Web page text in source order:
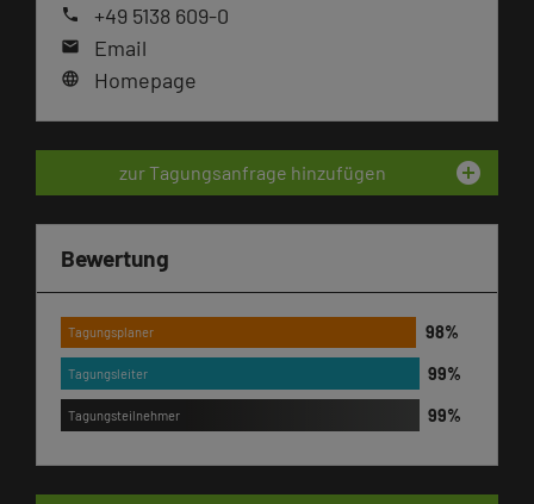
phone +49 5138 609-0
mail Email
language Homepage
zur Tagungsanfrage hinzufügen add_circle
Bewertung
Tagungsplaner
Tagungsleiter
Tagungsteilnehmer